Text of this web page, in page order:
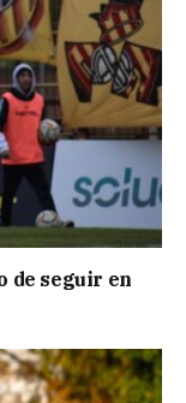
de seguir en